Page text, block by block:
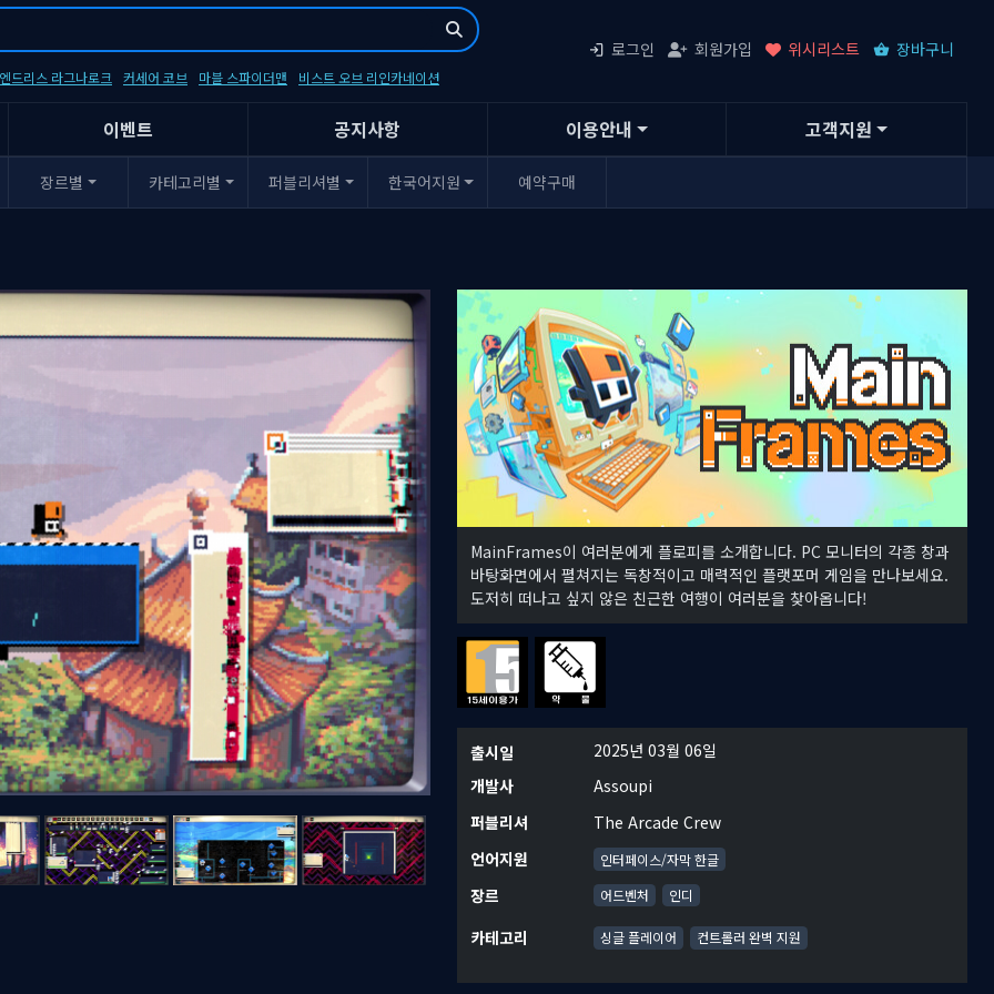
드리스 라그나로크 커세어 코브 마블 스파이더맨 비스트 오브 리인카네이션
로그인 회원가입 위시리스트 장바구니
이벤트 공지사항 이용안내 고객지원
장르별 카테고리별 퍼블리셔별 한국어지원 예약구매
MainFrames이 여러분에게 플로피를 소개합니다. PC 모니터의 각종 창과
바탕화면에서 펼쳐지는 독창적이고 매력적인 플랫포머 게임을 만나보세요.
도저히 떠나고 싶지 않은 친근한 여행이 여러분을 찾아옵니다!
출시일
2025년 03월 06일
개발사
Assoupi
퍼블리셔
The Arcade Crew
언어지원
인터페이스/자막 한글
장르 어드벤처 인디
카테고리 싱글 플레이어 컨트롤러 완벽 지원